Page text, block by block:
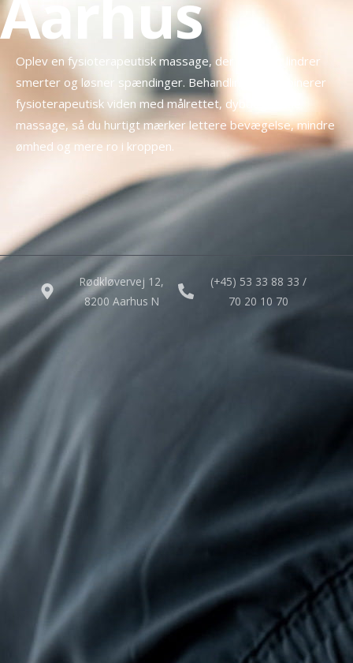
Oplev en fysioterapeutisk massage, der effektivt lindrer
smerter og løsner spændinger. Behandlingen kombinerer
fysioterapeutisk viden med målrettet, dybdegående
massage, så du hurtigt mærker lettere bevægelse, mindre
ømhed og mere ro i kroppen.
Rødkløvervej 12,
8200 Aarhus N
(+45) 53 33 88 33 /
70 20 10 70